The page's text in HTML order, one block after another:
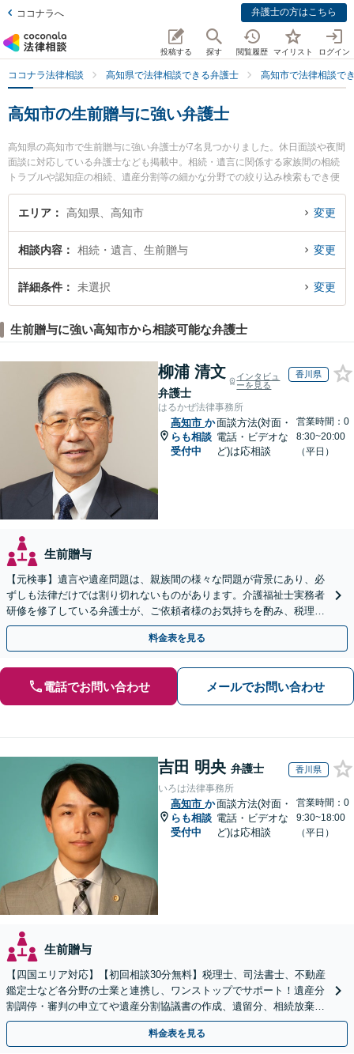
ココナラへ 弁護士の方はこちら
投稿する 探す 閲覧履歴 マイリスト ログイン
ココナラ法律相談 高知県で法律相談できる弁護士 高知市で法律相談で
高知市の生前贈与に強い弁護士
高知県の高知市で生前贈与に強い弁護士が7名見つかりました。休日面談や夜間
面談に対応している弁護士なども掲載中。相続・遺言に関係する家族間の相続
トラブルや認知症の相続、遺産分割等の細かな分野での絞り込み検索もでき便
利です。特に高知ロイヤルオーク法律事務所の小野塚 直毅弁護士ややいろ法律
事務所の山本 尚吾弁護士、藤宗本澤法律事務所の藤宗 正志弁護士のプロフィー
ラブル解決の実績豊富な近くの弁護士を検索したい』『初回相談無料で生前贈
与を法律相談できる高知市内の弁護士に相談予約したい』などでお困りの相談
者さんにおすすめです。
エリア 高知県、高知市 変更
相談内容 相続・遺言、生前贈与 変更
詳細条件 未選択 変更
生前贈与に強い高知市から相談可能な弁護士
柳浦 清文
弁護士
インタビュ
ーを見る
香川県
はるかぜ法律事務所
高知市 か
らも相談
受付中
面談方法(対面・
電話・ビデオな
ど)は応相談
営業時間：0
8:30~20:00
（平日）
生前贈与
【元検事】遺言や遺産問題は、親族間の様々な問題が背景にあり、必
ずしも法律だけでは割り切れないものがあります。介護福祉士実務者
研修を修了している弁護士が、ご依頼者様のお気持ちを酌み、税理士
など他士業とも密接に連携しながら丁寧に対応いたします。
料金表を見る
電話でお問い合わせ メールでお問い合わせ
吉田 明央 弁護士 香川県
いろは法律事務所
高知市 か
らも相談
受付中
面談方法(対面・
電話・ビデオな
ど)は応相談
営業時間：0
9:30~18:00
（平日）
生前贈与
【四国エリア対応】【初回相談30分無料】税理士、司法書士、不動産
鑑定士など各分野の士業と連携し、ワンストップでサポート！遺産分
割調停・審判の申立てや遺産分割協議書の作成、遺留分、相続放棄、
遺言書など幅広いご相談に対応【オンライン面談OK】
料金表を見る